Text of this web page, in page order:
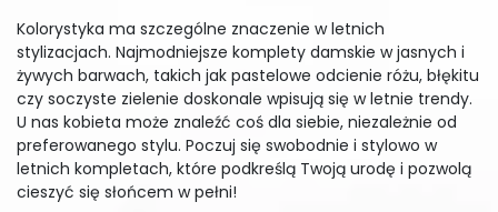
Kolorystyka ma szczególne znaczenie w letnich
stylizacjach. Najmodniejsze komplety damskie w jasnych i
żywych barwach, takich jak pastelowe odcienie różu, błękitu
czy soczyste zielenie doskonale wpisują się w letnie trendy.
U nas kobieta może znaleźć coś dla siebie, niezależnie od
preferowanego stylu. Poczuj się swobodnie i stylowo w
letnich kompletach, które podkreślą Twoją urodę i pozwolą
cieszyć się słońcem w pełni!